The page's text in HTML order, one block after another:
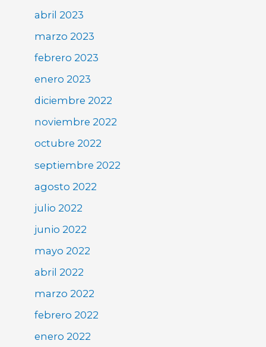
abril 2023
marzo 2023
febrero 2023
enero 2023
diciembre 2022
noviembre 2022
octubre 2022
septiembre 2022
agosto 2022
julio 2022
junio 2022
mayo 2022
abril 2022
marzo 2022
febrero 2022
enero 2022